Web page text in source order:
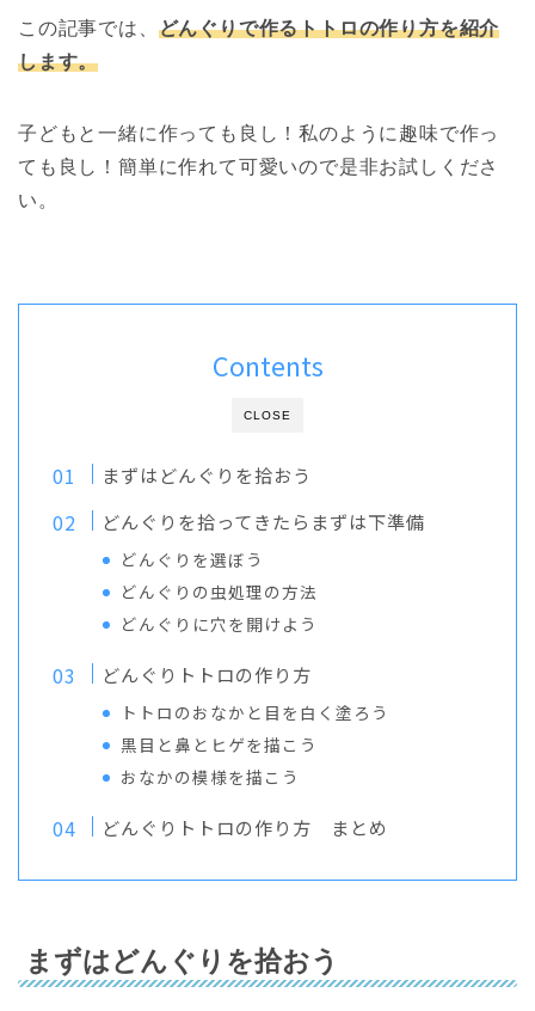
この記事では、 どんぐりで作るトトロの作り方を紹介
します。
子どもと一緒に作っても良し！私のように趣味で作っ
ても良し！簡単に作れて可愛いので是非お試しくださ
い。
CLOSE
Contents
まずはどんぐりを拾おう
どんぐりを拾ってきたらまずは下準備
どんぐりを選ぼう
どんぐりの虫処理の方法
どんぐりに穴を開けよう
どんぐりトトロの作り方
トトロのおなかと目を白く塗ろう
黒目と鼻とヒゲを描こう
おなかの模様を描こう
どんぐりトトロの作り方 まとめ
まずはどんぐりを拾おう